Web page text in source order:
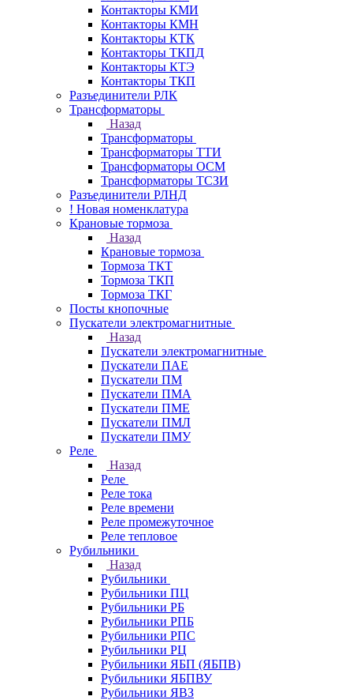
Контакторы КМИ
Контакторы КМН
Контакторы КТК
Контакторы ТКПД
Контакторы КТЭ
Контакторы ТКП
Разъединители РЛК
Трансформаторы
Назад
Трансформаторы
Трансформаторы ТТИ
Трансформаторы ОСМ
Трансформаторы ТСЗИ
Разъединители РЛНД
! Новая номенклатура
Крановые тормоза
Назад
Крановые тормоза
Тормоза ТКТ
Тормоза ТКП
Тормоза ТКГ
Посты кнопочные
Пускатели электромагнитные
Назад
Пускатели электромагнитные
Пускатели ПАЕ
Пускатели ПМ
Пускатели ПМА
Пускатели ПМЕ
Пускатели ПМЛ
Пускатели ПМУ
Реле
Назад
Реле
Реле тока
Реле времени
Реле промежуточное
Реле тепловое
Рубильники
Назад
Рубильники
Рубильники ПЦ
Рубильники РБ
Рубильники РПБ
Рубильники РПС
Рубильники РЦ
Рубильники ЯБП (ЯБПВ)
Рубильники ЯБПВУ
Рубильники ЯВЗ